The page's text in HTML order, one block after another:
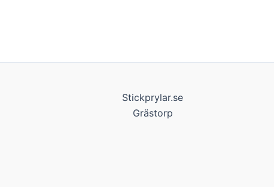
Stickprylar.se
Grästorp